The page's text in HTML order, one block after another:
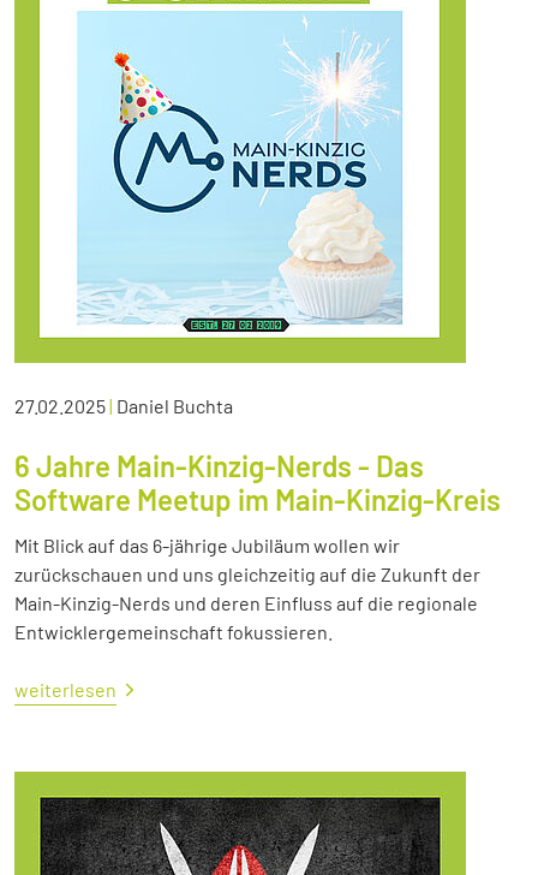
27.02.2025| Daniel Buchta
6 Jahre Main-Kinzig-Nerds - Das
Software Meetup im Main-Kinzig-Kreis
Mit Blick auf das 6-jährige Jubiläum wollen wir
zurückschauen und uns gleichzeitig auf die Zukunft der
Main-Kinzig-Nerds und deren Einfluss auf die regionale
Entwicklergemeinschaft fokussieren.
weiterlesen